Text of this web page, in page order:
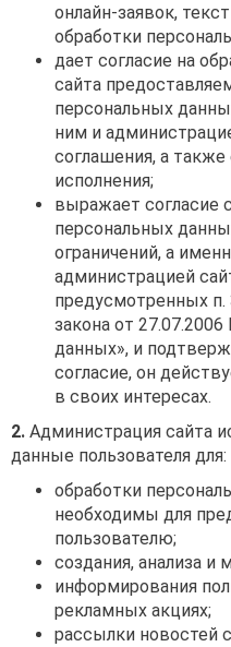
онлайн-заявок,
обработки
дает согласие на
сайта
персональных
ним и
соглашения, а
исполнения;
выражает согласие
персональных
ограничений, а
администрацией
предусмотренных п.
закона от
данных», и
согласие, он
в своих интересах.
2. Администрация сайта
данные пользователя для:
обработки
необходимы для
пользователю;
создания, анализа и
информирования
рекламных акциях;
рассылки новостей